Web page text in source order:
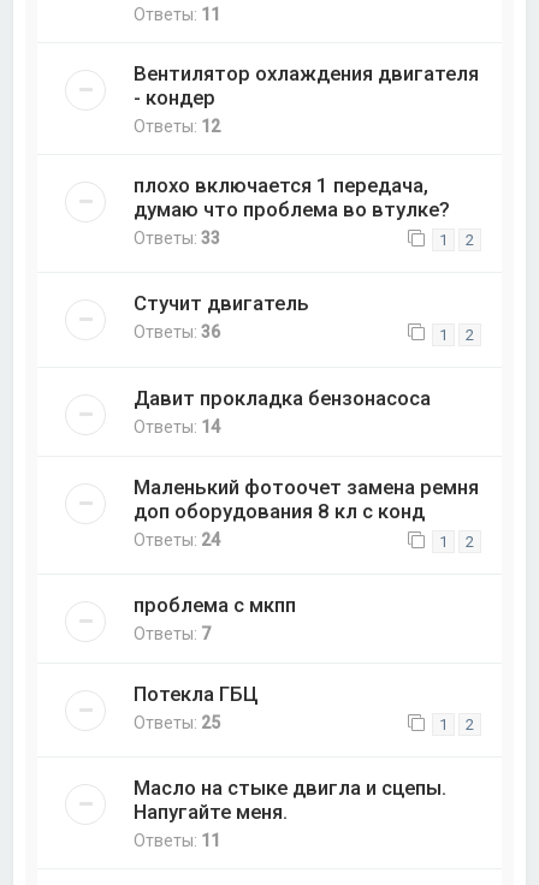
Ответы: 11
Вентилятор охлаждения двигателя
- кондер
Ответы: 12
плохо включается 1 передача,
думаю что проблема во втулке?
Ответы:33 1 2
Стучит двигатель
Ответы:36 1 2
Давит прокладка бензонасоса
Ответы: 14
Маленький фотоочет замена ремня
доп оборудования 8 кл с конд
Ответы: 24 1 2
проблема с мкпп
Ответы: 7
Потекла ГБЦ
Ответы: 25 1 2
Масло на стыке двигла и сцепы.
Напугайте меня.
Ответы: 11